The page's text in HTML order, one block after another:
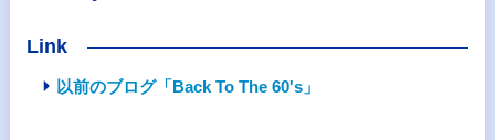
Link
以前のブログ「Back To The 60's」